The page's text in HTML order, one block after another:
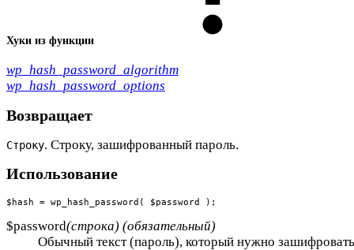
Хуки из функции
wp_hash_password_algorithm
wp_hash_password_options
Возвращает
Строку. Строку, зашифрованный пароль.
Использование
$hash = wp_hash_password( $password );
$password(строка) (обязательный)
Обычный текст (пароль), который нужно